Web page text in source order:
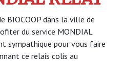
BIOCOOP dans la ville de
du service MONDIAL
sympathique pour vous faire
ce relais colis au